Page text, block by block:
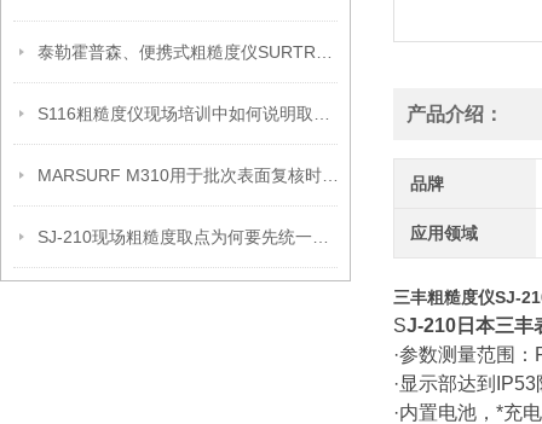
产品介绍：
品牌
应用领域
三丰粗糙度仪SJ-
SJ-210日本三丰
·参数测量范围
·显示部达到
·内置电池，*充